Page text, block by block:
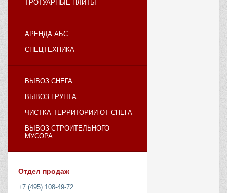
ТРОТУАРНЫЕ ПЛИТЫ
АРЕНДА АБС
СПЕЦТЕХНИКА
ВЫВОЗ СНЕГА
ВЫВОЗ ГРУНТА
ЧИСТКА ТЕРРИТОРИИ ОТ СНЕГА
ВЫВОЗ СТРОИТЕЛЬНОГО
МУСОРА
Отдел продаж
+7 (495) 108-49-72